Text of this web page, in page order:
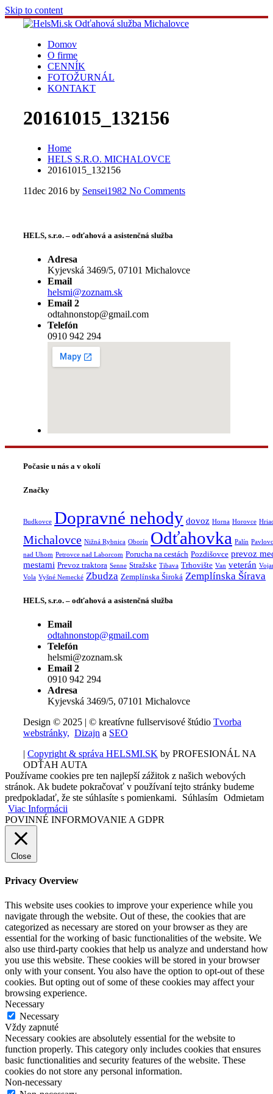
Skip to content
Domov
O firme
CENNÍK
FOTOŽURNÁL
KONTAKT
20161015_132156
Home
HELS S.R.O. MICHALOVCE
20161015_132156
11dec 2016 by Sensei1982 No Comments
HELS, s.r.o. – odťahová a asistenčná služba
Adresa
Kyjevská 3469/5, 07101 Michalovce
Email
helsmi@zoznam.sk
Email 2
odtahnonstop@gmail.com
Telefón
0910 942 294
Počasie u nás a v okolí
Značky
Budkovce Dopravné nehody dovoz Horna Horovce
Michalovce Nižná Rybnica Oborín Odťahovka Palín
nad Uhom Petrovce nad Laborcom Porucha na cestách Pozdišovce prevoz
mestami Prevoz traktora Senne Stražske Tibava Trhovište Van veterán
Vola Vyšné Nemecké Zbudza Zemplínska Široká Zemplínska Šírava
HELS, s.r.o. – odťahová a asistenčná služba
Email
odtahnonstop@gmail.com
Telefón
helsmi@zoznam.sk
Email 2
0910 942 294
Adresa
Kyjevská 3469/5, 07101 Michalovce
Design © 2025 | © kreatívne fullservisové štúdio Tvorba
webstránky, Dizajn a SEO
| Copyright & správa HELSMI.SK by PROFESIONÁL NA
ODŤAH AUTA
Používame cookies pre ten najlepší zážitok z našich webových
stránok. Ak budete pokračovať v používaní tejto stránky budeme
predpokladať, že ste súhlasíte s pomienkami.
Súhlasím Odmietam
Viac Informácii
POVINNÉ INFORMOVANIE A GDPR
Close
Privacy Overview
This website uses cookies to improve your experience while you
navigate through the website. Out of these, the cookies that are
categorized as necessary are stored on your browser as they are
essential for the working of basic functionalities of the website. We
also use third-party cookies that help us analyze and understand how
you use this website. These cookies will be stored in your browser
only with your consent. You also have the option to opt-out of these
cookies. But opting out of some of these cookies may affect your
browsing experience.
Necessary
Necessary
Vždy zapnuté
Necessary cookies are absolutely essential for the website to
function properly. This category only includes cookies that ensures
basic functionalities and security features of the website. These
cookies do not store any personal information.
Non-necessary